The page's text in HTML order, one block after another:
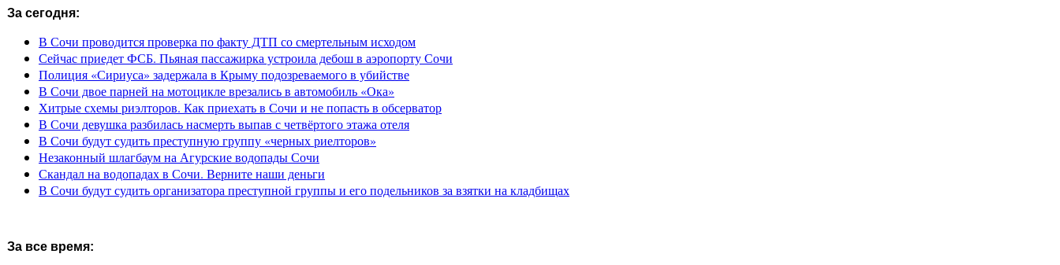
За сегодня:
В Сочи проводится проверка по факту ДТП со смертельным исходом
Сейчас приедет ФСБ. Пьяная пассажирка устроила дебош в аэропорту Сочи
Полиция «Сириуса» задержала в Крыму подозреваемого в убийстве
В Сочи двое парней на мотоцикле врезались в автомобиль «Ока»
Хитрые схемы риэлторов. Как приехать в Сочи и не попасть в обсерватор
В Сочи девушка разбилась насмерть выпав с четвёртого этажа отеля
В Сочи будут судить преступную группу «черных риелторов»
Незаконный шлагбаум на Агурские водопады Сочи
Скандал на водопадах в Сочи. Верните наши деньги
В Сочи будут судить организатора преступной группы и его подельников за взятки на кладбищах
За все время: